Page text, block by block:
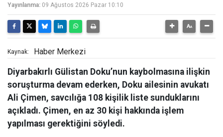
Yayınlanma: 09 Ağustos 2026 Pazar 10:10
Kaynak: Haber Merkezi
Diyarbakırlı Gülistan Doku’nun kaybolmasına ilişkin
soruşturma devam ederken, Doku ailesinin avukatı
Ali Çimen, savcılığa 108 kişilik liste sunduklarını
açıkladı. Çimen, en az 30 kişi hakkında işlem
yapılması gerektiğini söyledi.